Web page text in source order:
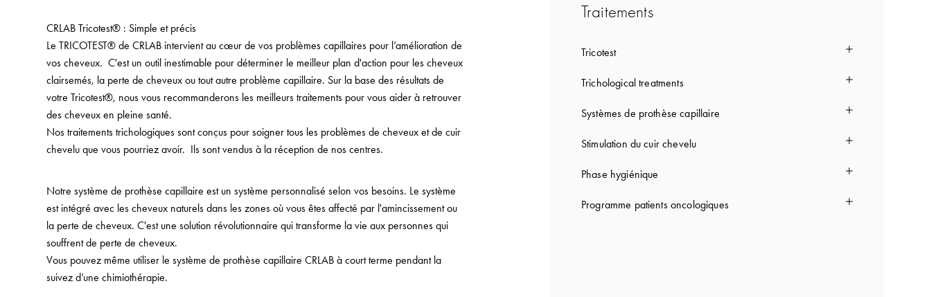
CRLAB Tricotest® : Simple et précis
Le TRICOTEST® de CRLAB intervient au cœur de vos problèmes capillaires pour l’amélioration de
vos cheveux. C'est un outil inestimable pour déterminer le meilleur plan d'action pour les cheveux
clairsemés, la perte de cheveux ou tout autre problème capillaire. Sur la base des résultats de
votre Tricotest®, nous vous recommanderons les meilleurs traitements pour vous aider à retrouver
des cheveux en pleine santé.
Nos traitements trichologiques sont conçus pour soigner tous les problèmes de cheveux et de cuir
chevelu que vous pourriez avoir. Ils sont vendus à la réception de nos centres.
Notre système de prothèse capillaire est un système personnalisé selon vos besoins. Le système
est intégré avec les cheveux naturels dans les zones où vous êtes affecté par l'amincissement ou
la perte de cheveux. C'est une solution révolutionnaire qui transforme la vie aux personnes qui
souffrent de perte de cheveux.
Vous pouvez même utiliser le système de prothèse capillaire CRLAB à court terme pendant la
suivez d’une chimiothérapie.
Traitements
Tricotest
Trichological treatments
Systèmes de prothèse capillaire
Stimulation du cuir chevelu
Phase hygiénique
Programme patients oncologiques